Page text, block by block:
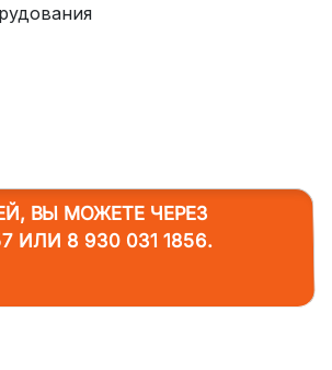
ВЫ МОЖЕТЕ ЧЕРЕЗ
ИЛИ 8 930 031 1856.